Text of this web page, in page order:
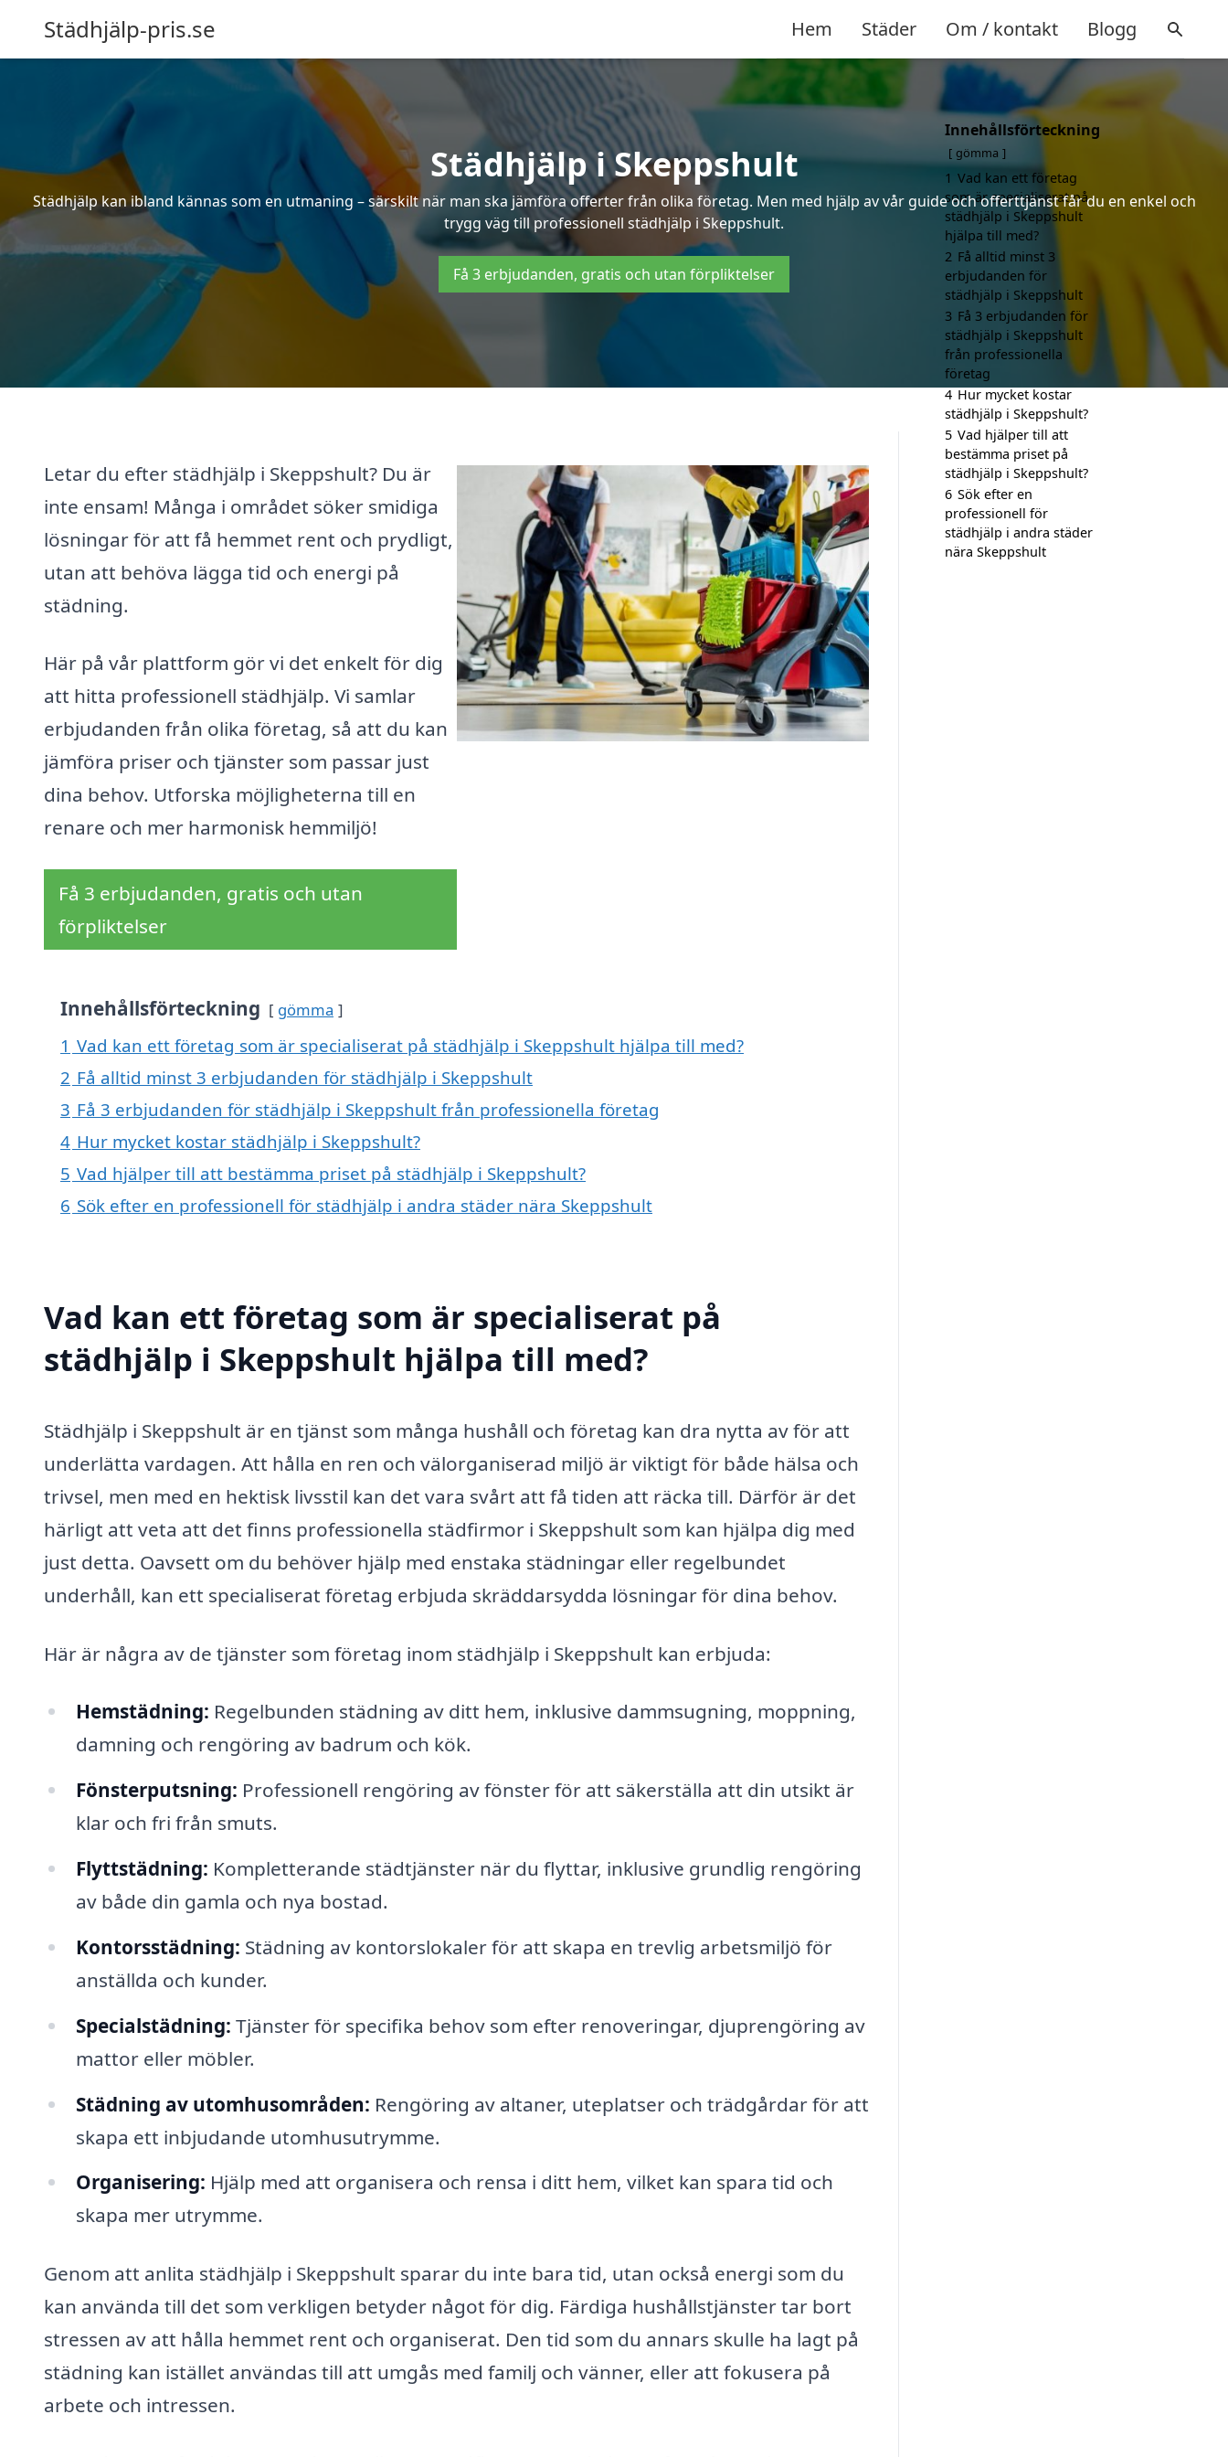
Städhjälp-pris.se Hem Städer Om / kontakt Blogg
Städhjälp i Skeppshult
Städhjälp kan ibland kännas som en utmaning – särskilt när man ska jämföra offerter från olika företag. Men med hjälp av vår guide och offerttjänst får du en enkel och
trygg väg till professionell städhjälp i Skeppshult.
Få 3 erbjudanden, gratis och utan förpliktelser
Letar du efter städhjälp i Skeppshult? Du är
inte ensam! Många i området söker smidiga
lösningar för att få hemmet rent och prydligt,
utan att behöva lägga tid och energi på
städning.
Här på vår plattform gör vi det enkelt för dig
att hitta professionell städhjälp. Vi samlar
erbjudanden från olika företag, så att du kan
jämföra priser och tjänster som passar just
dina behov. Utforska möjligheterna till en
renare och mer harmonisk hemmiljö!
Få 3 erbjudanden, gratis och utan
förpliktelser
Innehållsförteckning gömma
1 Vad kan ett företag som är specialiserat på städhjälp i Skeppshult hjälpa till med?
2 Få alltid minst 3 erbjudanden för städhjälp i Skeppshult
3 Få 3 erbjudanden för städhjälp i Skeppshult från professionella företag
4 Hur mycket kostar städhjälp i Skeppshult?
5 Vad hjälper till att bestämma priset på städhjälp i Skeppshult?
6 Sök efter en professionell för städhjälp i andra städer nära Skeppshult
Vad kan ett företag som är specialiserat på
städhjälp i Skeppshult hjälpa till med?
Städhjälp i Skeppshult är en tjänst som många hushåll och företag kan dra nytta av för att
underlätta vardagen. Att hålla en ren och välorganiserad miljö är viktigt för både hälsa och
trivsel, men med en hektisk livsstil kan det vara svårt att få tiden att räcka till. Därför är det
härligt att veta att det finns professionella städfirmor i Skeppshult som kan hjälpa dig med
just detta. Oavsett om du behöver hjälp med enstaka städningar eller regelbundet
underhåll, kan ett specialiserat företag erbjuda skräddarsydda lösningar för dina behov.
Här är några av de tjänster som företag inom städhjälp i Skeppshult kan erbjuda:
Hemstädning: Regelbunden städning av ditt hem, inklusive dammsugning, moppning,
damning och rengöring av badrum och kök.
Fönsterputsning: Professionell rengöring av fönster för att säkerställa att din utsikt är
klar och fri från smuts.
Flyttstädning: Kompletterande städtjänster när du flyttar, inklusive grundlig rengöring
av både din gamla och nya bostad.
Kontorsstädning: Städning av kontorslokaler för att skapa en trevlig arbetsmiljö för
anställda och kunder.
Specialstädning: Tjänster för specifika behov som efter renoveringar, djuprengöring av
mattor eller möbler.
Städning av utomhusområden: Rengöring av altaner, uteplatser och trädgårdar för att
skapa ett inbjudande utomhusutrymme.
Organisering: Hjälp med att organisera och rensa i ditt hem, vilket kan spara tid och
skapa mer utrymme.
Genom att anlita städhjälp i Skeppshult sparar du inte bara tid, utan också energi som du
kan använda till det som verkligen betyder något för dig. Färdiga hushållstjänster tar bort
stressen av att hålla hemmet rent och organiserat. Den tid som du annars skulle ha lagt på
städning kan istället användas till att umgås med familj och vänner, eller att fokusera på
arbete och intressen.
Innehållsförteckning
gömma
1 Vad kan ett företag
som är specialiserat på
städhjälp i Skeppshult
hjälpa till med?
2 Få alltid minst 3
erbjudanden för
städhjälp i Skeppshult
3 Få 3 erbjudanden för
städhjälp i Skeppshult
från professionella
företag
4 Hur mycket kostar
städhjälp i Skeppshult?
5 Vad hjälper till att
bestämma priset på
städhjälp i Skeppshult?
6 Sök efter en
professionell för
städhjälp i andra städer
nära Skeppshult